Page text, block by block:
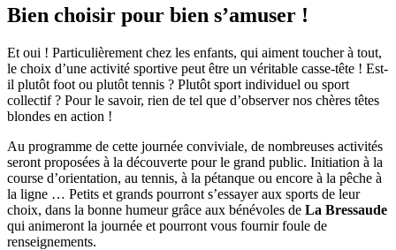
Bien choisir pour bien s’amuser !
Et oui ! Particulièrement chez les enfants, qui aiment toucher à tout,
le choix d’une activité sportive peut être un véritable casse-tête ! Est-
il plutôt foot ou plutôt tennis ? Plutôt sport individuel ou sport
collectif ? Pour le savoir, rien de tel que d’observer nos chères têtes
blondes en action !
Au programme de cette journée conviviale, de nombreuses activités
seront proposées à la découverte pour le grand public. Initiation à la
course d’orientation, au tennis, à la pétanque ou encore à la pêche à
la ligne … Petits et grands pourront s’essayer aux sports de leur
choix, dans la bonne humeur grâce aux bénévoles de La Bressaude
qui animeront la journée et pourront vous fournir foule de
renseignements.